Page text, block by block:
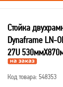
Стойка
Dynaframe LN-
27U
Код товара: 548353